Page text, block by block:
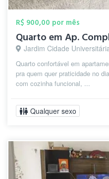
R$ 900,00 por mês
Quarto em Ap.
Jardim Cidade
Quarto confortável em
pra quem quer praticidade no
com cozinha funcional, ...
Qualquer sexo